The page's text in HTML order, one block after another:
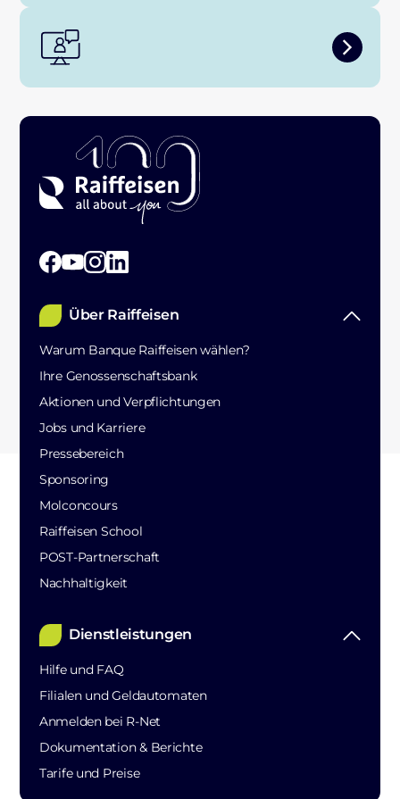
Über Raiffeisen
Warum Banque Raiffeisen wählen?
Ihre Genossenschaftsbank
Aktionen und Verpflichtungen
Jobs und Karriere
Pressebereich
Sponsoring
Molconcours
Raiffeisen School
POST-Partnerschaft
Nachhaltigkeit
Dienstleistungen
Hilfe und FAQ
Filialen und Geldautomaten
Anmelden bei R-Net
Dokumentation & Berichte
Tarife und Preise